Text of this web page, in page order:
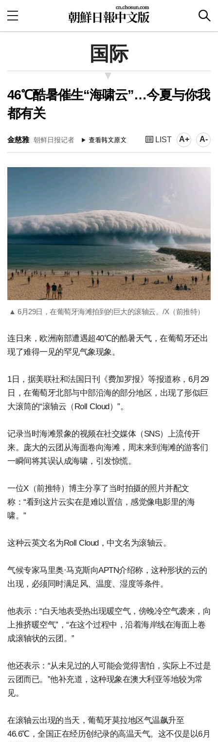
国际
46℃酷暑催生“海啸云”…今夏与你我
都有关
金慈雅 朝鲜日报记者 LIST A+ A-
▲ 6月29日，在葡萄牙海滩拍到的巨大的滚轴云。/X（前推特）
连日来，欧洲南部遭遇超40℃的酷暑天气，在葡萄牙还出
现了难得一见的罕见气象现象。
1日，据美联社和法国日刊《费加罗报》等报道称，6月29
日，在葡萄牙北部与中部沿海的部分地区，出现了形似巨
大滚筒的“滚轴云（Roll Cloud）”。
记录当时海滩景象的视频在社交媒体（SNS）上流传开
来。庞大的云团从海面卷向海滩，周末来到海滩的游客们
一瞬间将其误认成海啸，引发惊慌。
一位X（前推特）博主分享了当时拍摄的照片并配文
称：“看到这片云实在是难以置信，感觉像电影里的海
啸。”
这种云英文名为Roll Cloud，中文名为滚轴云。
气候专家马里奥·马克斯向APTN介绍称，这种形状的云的
出现，必须同时满足风、温度、湿度等条件。
他表示：“白天地表受热出现暖空气，傍晚冷空气袭来，向
上推挤暖空气”，“在这个过程中，沿着海岸线在海面上卷
成滚轴状的云团。”
他还表示：“从未见过的人可能会觉得害怕，实际上不过是
云团而已。”他补充道，这种现象在澳大利亚等地较为常
见。
在滚轴云出现的当天，葡萄牙莫拉地区气温飙升至
46.6℃，全国正在经历创纪录的高温天气。这不仅是以6月